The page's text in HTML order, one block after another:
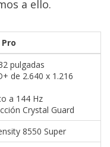
a ello.
pulgadas
de 2.640 x 1.216
a 144 Hz
Crystal Guard
8550 Super